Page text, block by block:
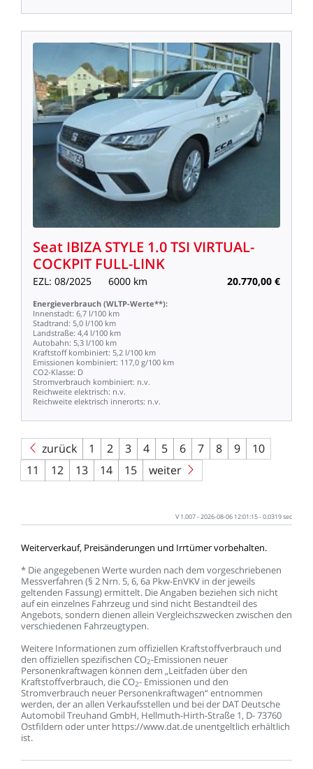
Seat IBIZA STYLE 1.0TSI VIRTUAL-
COCKPIT FULL-LINK
EZL: 08/2025 6000 km 20.770,00 €
Energieverbrauch (WLTP-Werte**):
Innenstadt: 6,7 l/100 km
Stadtrand: 5,0 l/100 km
Landstraße: 4,4 l/100 km
Autobahn: 5,3 l/100 km
Kraftstoff kombiniert: 5,2 l/100 km
Emissionen kombiniert: 117,0 g/100 km
CO2-Klasse: D
Stromverbrauch kombiniert: n.v.
Reichweite elektrisch: n.v.
Reichweite elektrisch innerorts: n.v.
zurück 1 2 3 4 5 6 7 8 9
10
11
12 13 14 15 weiter
V 1.007-2026-08-06 12:01:15-0.0319sec
Weiterverkauf, Preisänderungen und Irrtümervorbehalten.
* Dieangegebenen Wertewurden nach dem vorgeschriebenen
Messverfahren (§ 2 Nrn. 5, 6, 6a Pkw-EnVKV in der jeweils
geltenden Fassung)ermittelt. DieAngaben beziehen sich nicht
aufein einzelnes Fahrzeug und sind nicht Bestandteildes
Angebots, sondern dienen allein Vergleichszwecken zwischen den
verschiedenen Fahrzeugtypen.
Weitere Informationen zum offiziellen Kraftstoffverbrauch und
den offiziellen spezifischen CO2-Emissionen neuer
Personenkraftwagen können dem „Leitfaden überden
Kraftstoffverbrauch, dieCO2- Emissionen und den
Stromverbrauch neuer Personenkraftwagen“entnommen
werden, deran allen Verkaufsstellen und beider DAT Deutsche
AutomobilTreuhand GmbH, Hellmuth-Hirth-Straße 1, D-73760
Ostfildern oder unter https://www.dat.de unentgeltlich erhältlich
ist.